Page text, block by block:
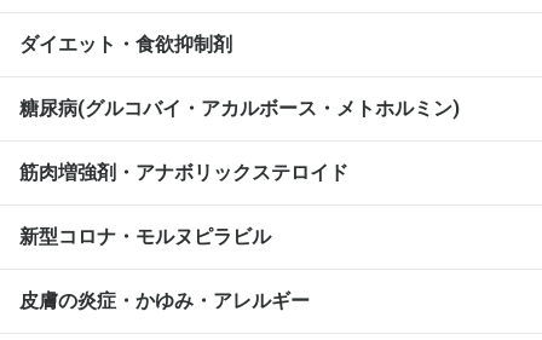
ダイエット・食欲抑制剤
糖尿病(グルコバイ・アカルボース・メトホルミン)
筋肉増強剤・アナボリックステロイド
新型コロナ・モルヌピラビル
皮膚の炎症・かゆみ・アレルギー